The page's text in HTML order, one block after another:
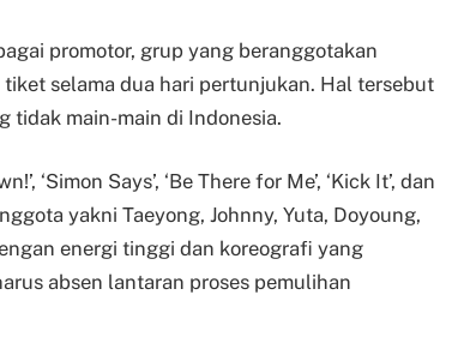
promotor, grup yang beranggotakan
selama dua hari pertunjukan. Hal tersebut
tidak main-main di Indonesia.
‘Simon Says’, ‘Be There for Me’, ‘Kick It’, dan
yakni Taeyong, Johnny, Yuta, Doyoung,
energi tinggi dan koreografi yang
absen lantaran proses pemulihan